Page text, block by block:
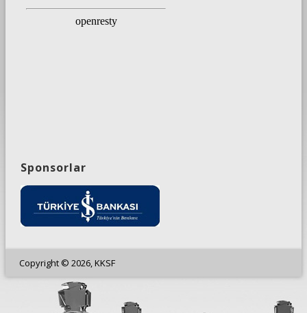
Sponsorlar
Copyright © 2026, KKSF